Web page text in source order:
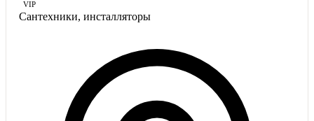
VIP
Сантехники, инсталляторы